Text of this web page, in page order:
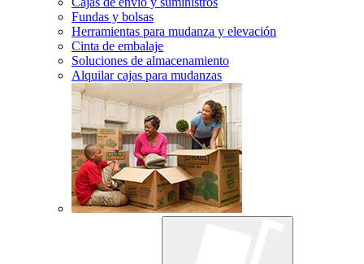
Fundas y bolsas
Herramientas para mudanza y elevación
Cinta de embalaje
Soluciones de almacenamiento
Alquilar cajas para mudanzas